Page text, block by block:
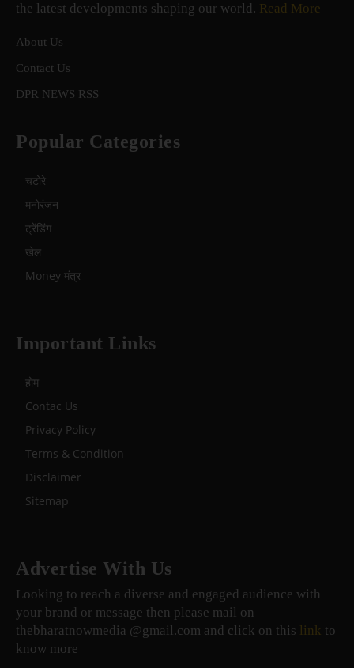
the latest developments shaping our world. Read More
About Us
Contact Us
DPR NEWS RSS
Popular Categories
चटोरे
मनोरंजन
ट्रेंडिंग
खेल
Money मंत्र
Important Links
होम
Contac Us
Privacy Policy
Terms & Condition
Disclaimer
Sitemap
Advertise With Us
Looking to reach a diverse and engaged audience with
your brand or message then please mail on
thebharatnowmedia @gmail.com and click on this link to
know more